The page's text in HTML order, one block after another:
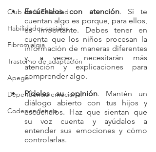
Club de la Felicidad
Habilidades sociales
Fibromialgia
Trastorno de adaptación
Apego
Dependencia emocional
Codependencia
Escúchalos con atención. Si te
cuentan algo es porque, para ellos,
es importante. Debes tener en
cuenta que los niños procesan la
información de maneras diferentes
y, a veces, necesitarán más
atención y explicaciones para
comprender algo.
Pídeles su opinión. Mantén un
diálogo abierto con tus hijos y
escúchalos. Haz que sientan que
su voz cuenta y ayúdalos a
entender sus emociones y cómo
controlarlas.